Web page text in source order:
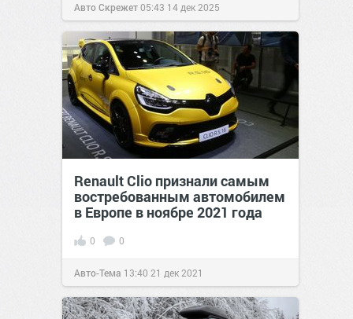
Авто Скрежет05:43 14 дек 2025
Renault Clio признали самым
востребованным автомобилем
в Европе в ноябре 2021 года
0 0
Авто-Тема 13:40 21 дек 2021